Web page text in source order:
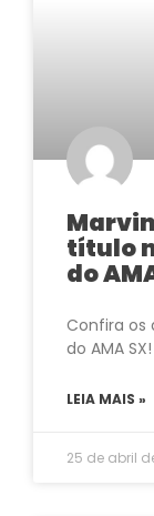
título
do
Confira os
do AMA SX!
LEIA MAIS »
25 de abril